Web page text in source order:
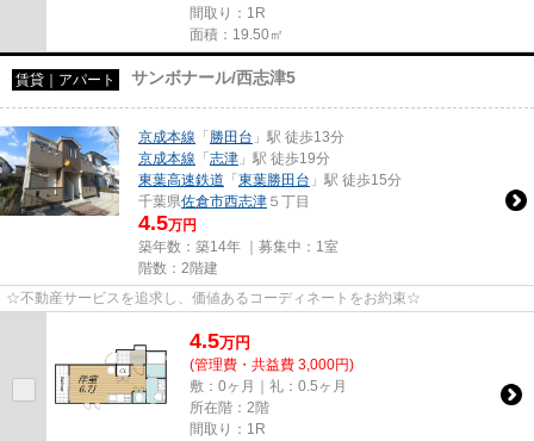
間取り：1R
面積：19.50㎡
賃貸｜アパート サンボナール/西志津5
京成本線 「 勝田台 」駅 徒歩13分
京成本線 「 志津 」駅 徒歩19分
東葉高速鉄道 「 東葉勝田台 」駅 徒歩15分
千葉県佐倉市西志津 ５丁目
4.5万円
築年数：築14年 ｜募集中： 1室
階数：2階建
☆不動産サービスを追求し、価値あるコーディネートをお約束☆
4.5万円
(管理費・共益費 3,000円)
敷：0ヶ月｜礼：0.5ヶ月
所在階：2階
間取り：1R